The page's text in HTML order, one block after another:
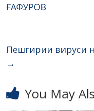
ҒАФУРОВ
Пешгирии вируси
→
You May